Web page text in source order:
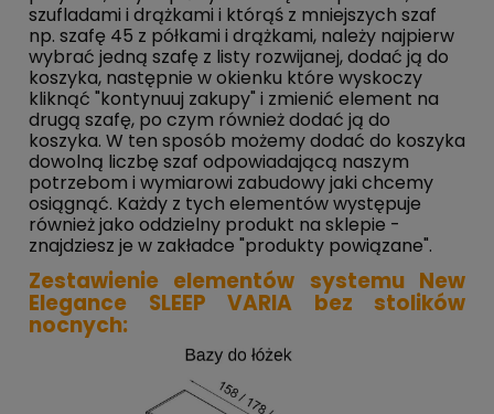
szufladami i drążkami i którąś z mniejszych szaf
np. szafę 45 z półkami i drążkami, należy najpierw
wybrać jedną szafę z listy rozwijanej, dodać ją do
koszyka, następnie w okienku które wyskoczy
kliknąć "kontynuuj zakupy" i zmienić element na
drugą szafę, po czym również dodać ją do
koszyka. W ten sposób możemy dodać do koszyka
dowolną liczbę szaf odpowiadającą naszym
potrzebom i wymiarowi zabudowy jaki chcemy
osiągnąć. Każdy z tych elementów występuje
również jako oddzielny produkt na sklepie -
znajdziesz je w zakładce "produkty powiązane".
Zestawienie elementów systemu New
Elegance SLEEP VARIA bez stolików
nocnych: